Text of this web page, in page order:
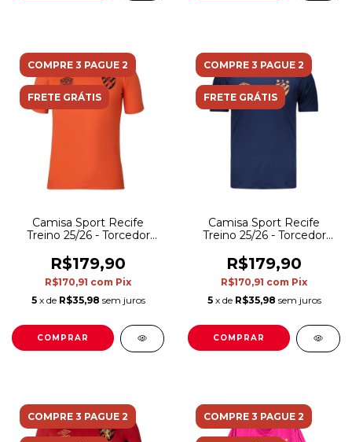
COMPRE 3 PAGUE 2
FRETE GRÁTIS
Camisa Sport Recife
Treino 25/26 - Torcedor
R$179,90
R$170,91 com Pix
5 x de R$35,98 sem juros
COMPRAR
COMPRE 3 PAGUE 2
FRETE GRÁTIS
Camisa Sport Recife
Treino 25/26 - Torcedor
R$179,90
R$170,91 com Pix
5 x de R$35,98 sem juros
COMPRAR
COMPRE 3 PAGUE 2 COMPRE 3 PAGUE 2